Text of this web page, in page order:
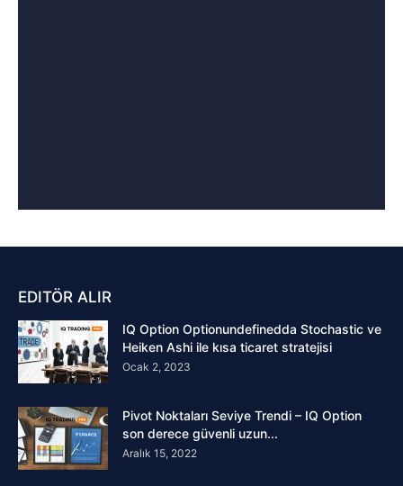
EDITÖR ALIR
IQ Option Optionundefinedda Stochastic ve
Heiken Ashi ile kısa ticaret stratejisi
Ocak 2, 2023
Pivot Noktaları Seviye Trendi – IQ Option
son derece güvenli uzun...
Aralık 15, 2022